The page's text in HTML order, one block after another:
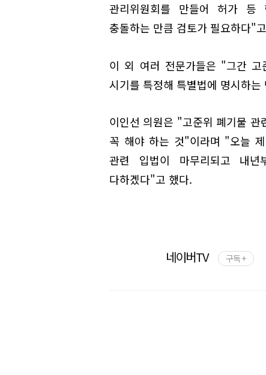
관리위원회를 만들어 허가 등
충돌하는 만큼 검토가 필요하다"
이 외 여러 전문가들은 "그간
시기를 특정해 특별법에 명시하
이인선 의원은 "고준위 폐기물 관
꼭 해야 하는 것"이라며 "오늘
관련 입법이 마무리되고 내
다하겠다"고 했다.
네이버TV 구독 +